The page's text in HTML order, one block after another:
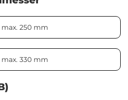
max. 250 mm
max. 330 mm